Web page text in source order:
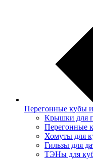
Перегонные кубы
Крышки для
Перегонные
Хомуты для
Гильзы для
ТЭНы для